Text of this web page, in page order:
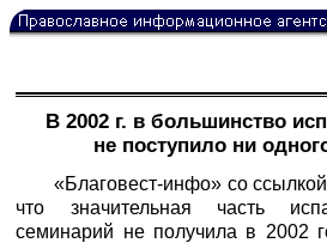
В 2002 г. в большинство
не поступило ни
«Благовест-инфо» со
что значительная часть
семинарий не получила в 2002